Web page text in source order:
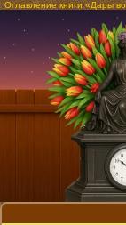
Оглавление книги «Дары